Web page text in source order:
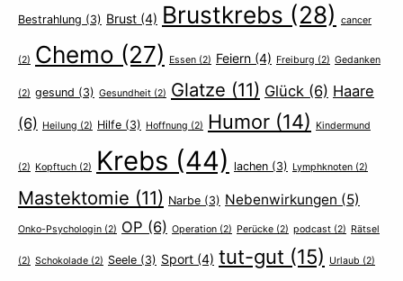
Bestrahlung (3) Brust (4) Brustkrebs (28) cancer
(2) Chemo (27) Essen (2) Feiern (4) Freiburg (2) Gedanken
(2) gesund (3) Gesundheit (2) Glatze (11) Glück (6) Haare
(6) Heilung (2) Hilfe (3) Hoffnung (2) Humor (14) Kindermund
(2) Kopftuch (2) Krebs (44) lachen (3) Lymphknoten (2)
Mastektomie (11) Narbe (3) Nebenwirkungen (5)
Onko-Psychologin (2) OP (6) Operation (2) Perücke (2) podcast (2) Rätsel
(2) Schokolade (2) Seele (3) Sport (4) tut-gut (15) Urlaub (2)